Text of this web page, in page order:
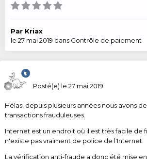
Par Kriax
le 27 mai 2019 dans Contrôle de paiement
Posté(e) le 27 mai 2019
Hélas, depuis plusieurs années nous avons
transactions frauduleuses.
Internet est un endroit où il est très facile de
n'existe pas vraiment de police de l'Internet.
La vérification anti-fraude a donc été mise